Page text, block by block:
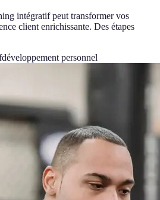
intégratif peut transformer vos
client enrichissante. Des étapes
développement personnel